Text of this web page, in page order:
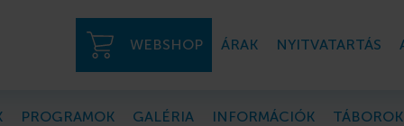
WEBSHOP ÁRAK NYITVATARTÁS
PROGRAMOK GALÉRIA INFORMÁCIÓK TÁBOROK